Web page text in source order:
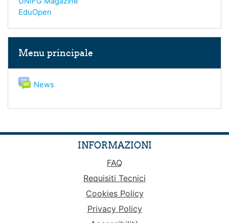
EduOpen
Menu principale
News
INFORMAZIONI
FAQ
Requisiti Tecnici
Cookies Policy
Privacy Policy